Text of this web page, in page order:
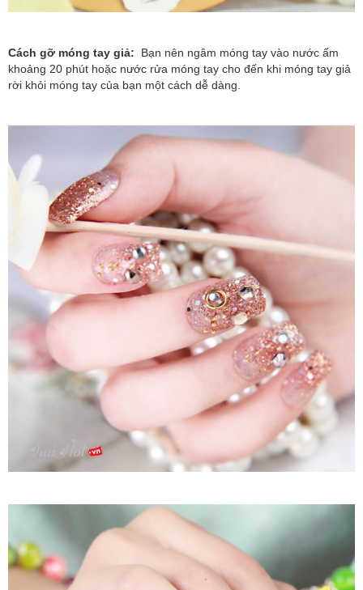
Cách gỡ móng tay giả: Bạn nên ngâm móng tay vào nước ấm
khoảng 20 phút hoặc nước rửa móng tay cho đến khi móng tay giả
rời khỏi móng tay của bạn một cách dễ dàng.